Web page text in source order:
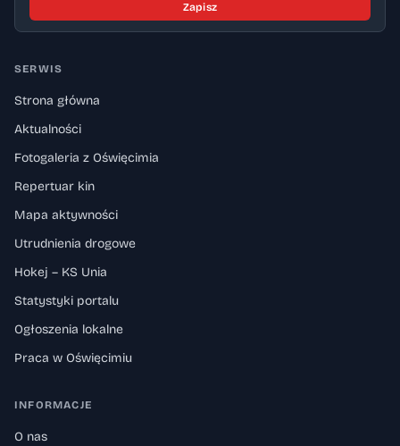
Zapisz
SERWIS
Strona główna
Aktualności
Fotogaleria z Oświęcimia
Repertuar kin
Mapa aktywności
Utrudnienia drogowe
Hokej – KS Unia
Statystyki portalu
Ogłoszenia lokalne
Praca w Oświęcimiu
INFORMACJE
O nas